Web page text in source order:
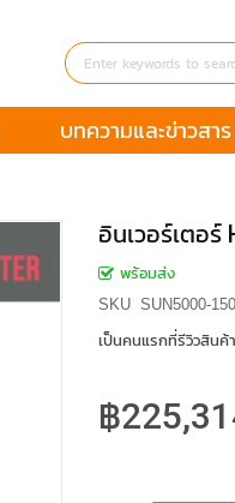
บทความและข่าวสาร
อินเวอร์เตอร์
พร้อมส่ง
SKU SUN5000-
เป็นคนแรกที่รีวิวสินค้
฿